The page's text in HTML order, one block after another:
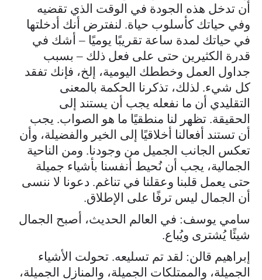
أن تدخل هذه الجودة في الوقت الذي تقضيه
وفي حياتك كأسلوب حياة. لنفترض أنك أدخلتها
في حياتك لمدة ساعة تقريبًا يوميًا – أشك في
قدرة الكثيرين حتى على فعل ذلك – بسبب
جداول العمل وخططك اليومية، إلخ، فإنك تفقد
كل شيء. لذلك، تذكرنا الحكمة بالمعنى
التقليدي أن ما نفعله يجب أن يستند إلى
الحقيقة. تظهر لنا منطقيًا ما هو الصواب. يجب
أن تستند أفعالنا أخلاقيًا إلى الخير والفضيلة، وأن
تعكس الجانب الجميل من وجودنا. ومن الناحية
الجمالية، يجب أن نُحيط أنفسنا بأشياء جميلة
حتى يعمل قلبنا وعقلنا في تناغم. دعونا لا ننسى
أن الجمال ليس ترفًا على الإطلاق.
سامي يوسف: في العالم الحديث، أصبح الجمال
شيئًا يُشترى ويُباع.
إبراهيم قالن: لقد تم تسليعه. تحولت الأشياء
الجميلة، والممتلكات الجميلة، والمنازل الجميلة،